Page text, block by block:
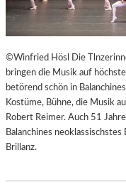
©Winfried Hösl Die
bringen die Musik auf
betörend schön in
Kostüme, Bühne, die Musik
Robert Reimer. Auch 51
Balanchines
Brillanz.